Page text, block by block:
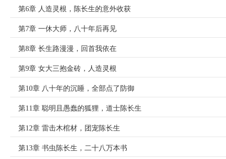
第6章 人造灵根，陈长生的意外收获
第7章 一休大师，八十年后再见
第8章 长生路漫漫，回首我依在
第9章 女大三抱金砖，人造灵根
第10章 八十年的沉睡，全部点了防御
第11章 聪明且愚蠢的狐狸，道士陈长生
第12章 雷击木棺材，团宠陈长生
第13章 书虫陈长生，二十八万本书